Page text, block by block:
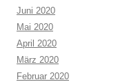
Juni 2020
Mai 2020
April 2020
März 2020
Februar 2020